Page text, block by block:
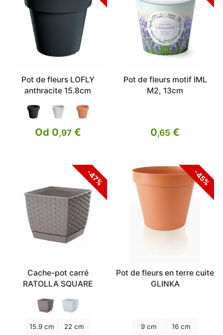
Pot de fleurs LOFLY
anthracite 15.8cm
Od 0,97€
Pot de fleurs motif IML
M2, 13cm
0,65 €
-47%
Cache-pot carré
RATOLLA SQUARE
15.9 cm 22 cm
-45%
Pot de fleurs en terre cuite
GLINKA
9 cm 16 cm